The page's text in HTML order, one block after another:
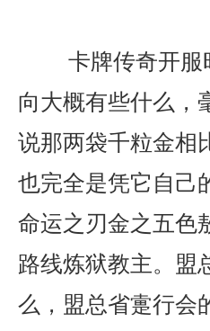
卡牌传奇开服
向大概有些什么，
说那两袋千粒金相
也完全是凭它自己
命运之刃金之五色
路线炼狱教主。盟
么，盟总省疐行会